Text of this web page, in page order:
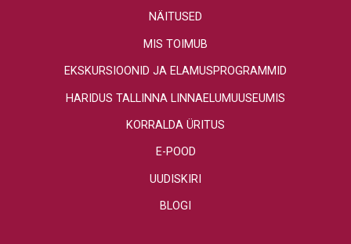
NÄITUSED
MIS TOIMUB
EKSKURSIOONID JA ELAMUSPROGRAMMID
HARIDUS TALLINNA LINNAELUMUUSEUMIS
KORRALDA ÜRITUS
E-POOD
UUDISKIRI
BLOGI